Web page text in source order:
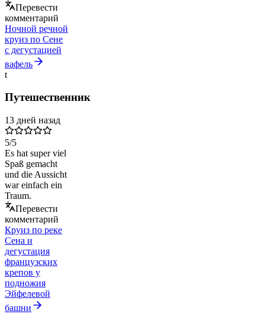
Перевести
комментарий
Ночной речной
круиз по Сене
с дегустацией
вафель
t
Путешественник
13 дней назад
5/5
Es hat super viel
Spaß gemacht
und die Aussicht
war einfach ein
Traum.
Перевести
комментарий
Круиз по реке
Сена и
дегустация
французских
крепов у
подножия
Эйфелевой
башни